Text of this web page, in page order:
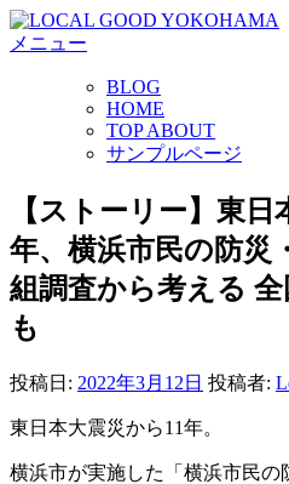
コ
ン
プ
メニュー
BLOG
HOME
TOP ABOUT
サンプルページ
【ストーリー】東日
年、横浜市民の防災
組調査から考える
も
投稿日: 2022年3月12日 投稿者:
東日本大震災から11年。
横浜市が実施した「横浜市民の